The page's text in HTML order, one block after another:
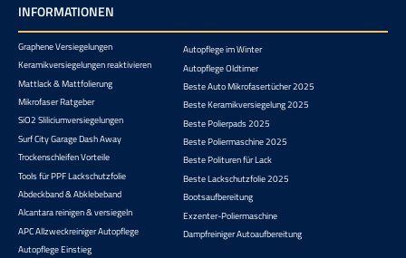
INFORMATIONEN
Graphene Versiegelungen
Keramikversiegelungen reaktivieren
Mattlack & Mattfolierung
Mikrofaser Ratgeber
SiO2 Sliliciumversiegelungen
Surf City Garage Dash Away
Trockenschleifen Vorteile
Tools für PPF Lackschutzfolie
Abdeckband & Abklebeband
Alcantara reinigen & versiegeln
APC Allzweckreiniger Autopflege
Autopflege Einstieg
Autopflege im Winter
Autopflege Oldtimer
Beste Auto Mikrofasertücher 2025
Beste Keramikversiegelung 2025
Beste Polierpads 2025
Beste Poliermaschine 2025
Beste Polituren für Lack
Beste Lackschutzfolie 2025
Bootsaufbereitung
Exzenter-Poliermaschine
Dampfreiniger Autoaufbereitung